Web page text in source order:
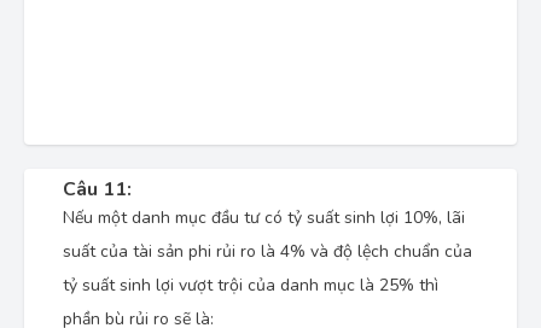
Câu 11:
Nếu một danh mục đầu tư có tỷ suất sinh lợi 10%, lãi
suất của tài sản phi rủi ro là 4% và độ lệch chuẩn của
tỷ suất sinh lợi vượt trội của danh mục là 25% thì
phần bù rủi ro sẽ là: